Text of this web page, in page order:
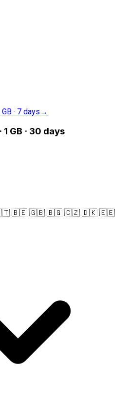
· 7 days →
1 GB · 30 days
🇧🇪 🇬🇧 🇧🇬 🇨🇿 🇩🇰 🇪🇪